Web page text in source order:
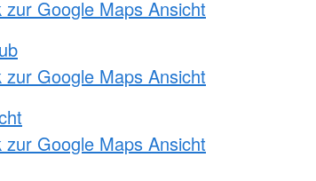
zur Google Maps Ansicht
zur Google Maps Ansicht
zur Google Maps Ansicht